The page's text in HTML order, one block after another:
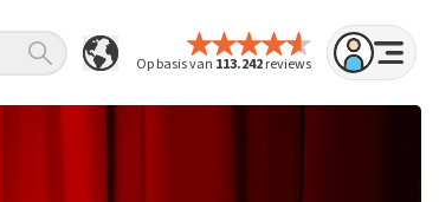
Op basis van 113.242reviews